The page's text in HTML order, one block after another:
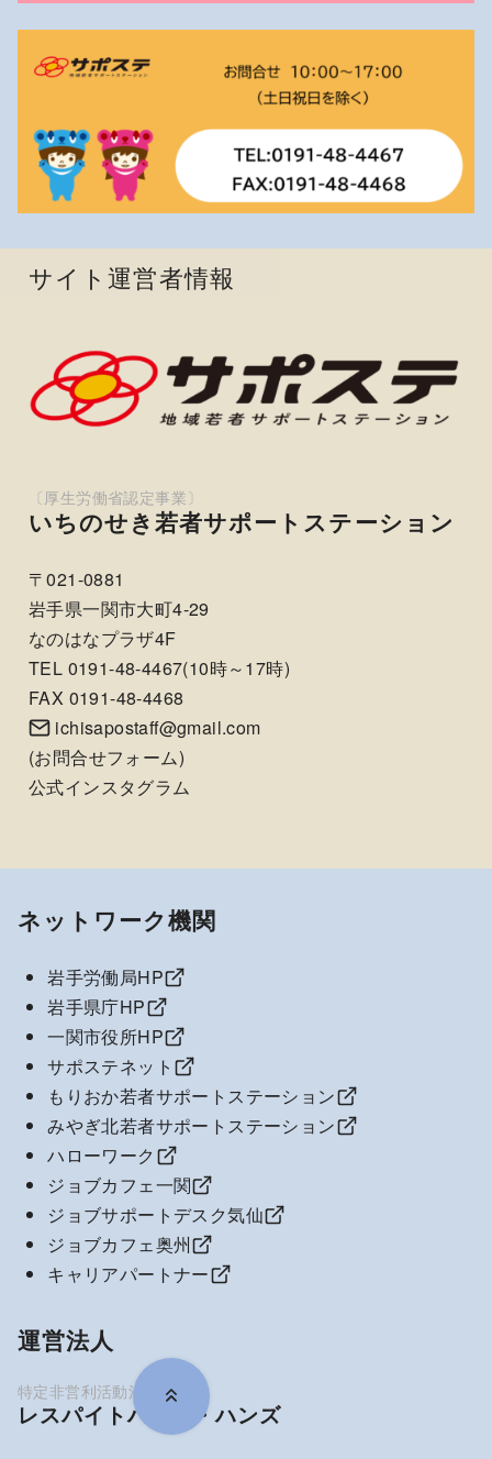
サイト運営者情報
いちのせき若者サポートステーション
〒021-0881
岩手県一関市大町4-29
なのはなプラザ4F
TEL 0191-48-4467(10時～17時)
FAX 0191-48-4468
ichisapostaff@gmail.com
(お問合せフォーム)
公式インスタグラム
ネットワーク機関
岩手労働局HP
岩手県庁HP
一関市役所HP
サポステネット
もりおか若者サポートステーション
みやぎ北若者サポートステーション
ハローワーク
ジョブカフェ一関
ジョブサポートデスク気仙
ジョブカフェ奥州
キャリアパートナー
運営法人
レスパイトハウス・ハンズ